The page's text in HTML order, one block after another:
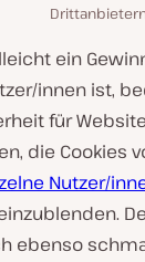
ein
innen ist,
für
die Cookies
Nutzer/
ebenso